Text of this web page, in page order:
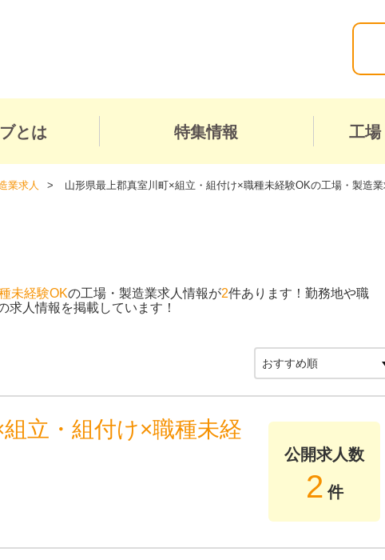
とは 特集情報 工場
業求人 山形県最上郡真室川町×組立・組付け×職種未経験OKの工場・製造
未経験OKの工場・製造業求人情報が2件あります！勤務地や職
求人情報を掲載しています！
立・組付け×職種未経
公開求人数
2 件